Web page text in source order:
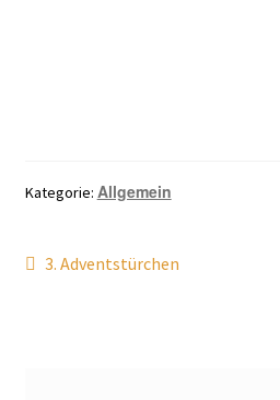
Kategorie: Allgemein
Beitragsnavigation
Vorheriger
3. Adventstürchen